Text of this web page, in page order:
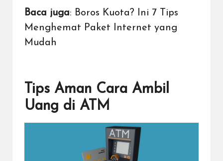
Baca juga: Boros Kuota? Ini 7 Tips
Menghemat Paket Internet yang
Mudah
Tips Aman Cara Ambil
Uang di ATM